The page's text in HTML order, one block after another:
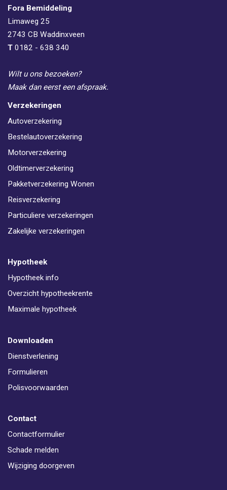
Fora Bemiddeling
Limaweg 25
2743 CB Waddinxveen
T 0182 - 638 340
Wilt u ons bezoeken?
Maak dan eerst een afspraak.
Verzekeringen
Autoverzekering
Bestelautoverzekering
Motorverzekering
Oldtimerverzekering
Pakketverzekering Wonen
Reisverzekering
Particuliere verzekeringen
Zakelijke verzekeringen
Hypotheek
Hypotheek info
Overzicht hypotheekrente
Maximale hypotheek
Downloaden
Dienstverlening
Formulieren
Polisvoorwaarden
Contact
Contactformulier
Schade melden
Wijziging doorgeven